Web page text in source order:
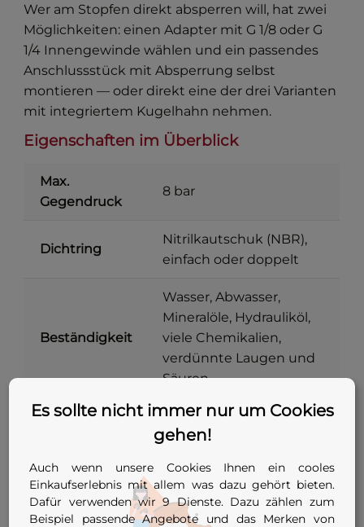
Wer am Stopfen direkt absperren will, hat zwei
Möglichkeiten: einen Adapter mit G 1/8 oder G
1/4 Innengewinde wählen und ein passendes
Anschlussstück mit Absperrung selbst
montieren — oder direkt eine der drei Varianten
mit integriertem Kugelhahn nehmen.
Eigenschaften im Überblick
Max.
Gegendruck
8 bar
Dichtring
Nitrilkautschuk (NBR),
einfach oder doppelt
Beständigkeit
Wasser, Abwasser,
Mineralöle, Hydrauliköl,
viele Chemikalien,
verdünnte Laugen und
Säuren
Metallteile Stahl verzinkt
Bauform
Spannschraube, einfach
oder doppelt
Es sollte nicht immer nur um Cookies
gehen!
Auch wenn unsere Cookies Ihnen ein cooles
Einkaufserlebnis mit allem was dazu gehört bieten.
Dafür verwenden wir 9 Dienste. Dazu zählen zum
Beispiel passende Angebote und das Merken von